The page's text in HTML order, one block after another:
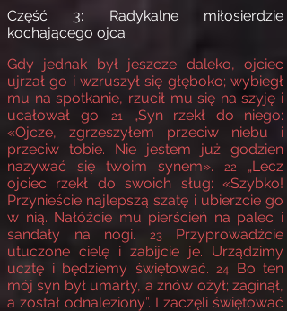
Część 3: Radykalne miłosierdzie
kochającego ojca
Gdy jednak był jeszcze daleko, ojciec
ujrzał go i wzruszył się głęboko; wybiegł
mu na spotkanie, rzucił mu się na szyję i
ucałował go. 21
„Syn rzekł do niego:
«Ojcze, zgrzeszyłem przeciw niebu i
przeciw tobie. Nie jestem już godzien
nazywać się twoim synem». 22
„Lecz
ojciec rzekł do swoich sług: «Szybko!
Przynieście najlepszą szatę i ubierzcie go
w nią. Nałóżcie mu pierścień na palec i
sandały na nogi.
23Przyprowadźcie
utuczone cielę i zabijcie je. Urządzimy
ucztę i będziemy świętować. 24 Bo ten
mój syn był umarły, a znów ożył; zaginął,
a został odnaleziony”. I zaczęli świętować